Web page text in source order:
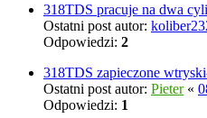
318TDS pracuje na dwa
Ostatni post autor:
Odpowiedzi: 2
318TDS zapieczone
Ostatni post autor: Pieter«
Odpowiedzi: 1